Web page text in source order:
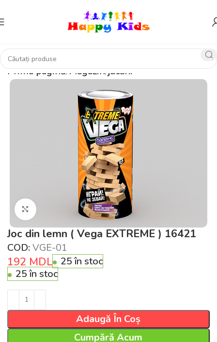
Prima pagină Magazin jucării
Click pentru a mări
Joc din lemn ( Vega EXTREME ) 16421
COD: VGE-01
192 MDL
25 în stoc
25 în stoc
Adaugă În Coș
Cumpără Acum